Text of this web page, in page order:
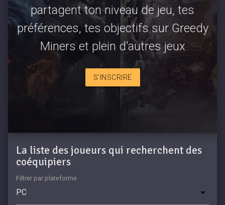
partagent ton niveau de jeu, tes
préférences, tes objectifs sur Greedy
Miners et plein d'autres jeux
S'INSCRIRE
La liste des joueurs qui recherchent des
coéquipiers
Filtrer par plateforme